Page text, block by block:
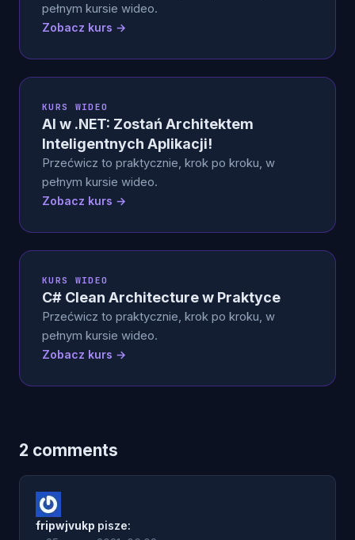
pełnym kursie wideo.
Zobacz kurs →
KURS WIDEO
AI w .NET: Zostań Architektem
Inteligentnych Aplikacji!
Przećwicz to praktycznie, krok po kroku, w
pełnym kursie wideo.
Zobacz kurs →
KURS WIDEO
C# Clean Architecture w Praktyce
Przećwicz to praktycznie, krok po kroku, w
pełnym kursie wideo.
Zobacz kurs →
2 comments
fripwjvukp pisze: